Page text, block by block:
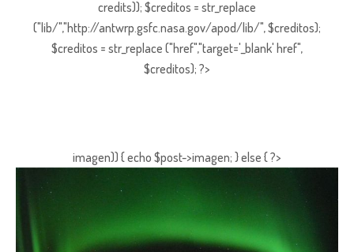
credits)); $creditos = str_replace
("lib/","http://antwrp.gsfc.nasa.gov/apod/lib/", $creditos);
$creditos = str_replace ("href","target='_blank' href",
$creditos); ?>
imagen)) { echo $post->imagen; } else { ?>